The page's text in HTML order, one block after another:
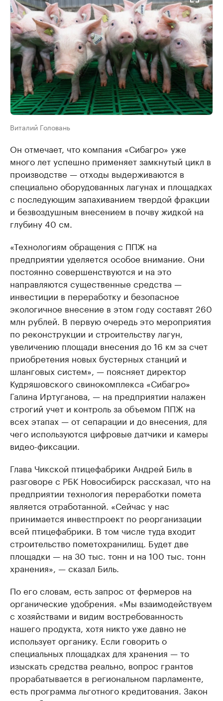
Виталий Головань
Он отмечает, что компания «Сибагро» уже
много лет успешно применяет замкнутый цикл в
производстве — отходы выдерживаются в
специально оборудованных лагунах и площадках
с последующим запахиванием твердой фракции
и безвоздушным внесением в почву жидкой на
глубину 40 см.
«Технологиям обращения с ППЖ на
предприятии уделяется особое внимание. Они
постоянно совершенствуются и на это
направляются существенные средства —
инвестиции в переработку и безопасное
экологичное внесение в этом году составят 260
млн рублей. В первую очередь это мероприятия
по реконструкции и строительству лагун,
увеличению площади внесения до 16 км за счет
приобретения новых бустерных станций и
шланговых систем», — поясняет директор
Кудряшовского свинокомплекса «Сибагро»
Галина Иртуганова, — на предприятии налажен
строгий учет и контроль за объемом ППЖ на
всех этапах — от сепарации и до внесения, для
чего используются цифровые датчики и камеры
видео-фиксации.
Глава Чикской птицефабрики Андрей Биль в
разговоре с РБК Новосибирск рассказал, что на
предприятии технология переработки помета
является отработанной. «Сейчас у нас
принимается инвестпроект по реорганизации
всей птицефабрики. В том числе туда входит
строительство пометохранилищ. Будет две
площадки — на 30 тыс. тонн и на 100 тыс. тонн
хранения», — сказал Биль.
По его словам, есть запрос от фермеров на
органические удобрения. «Мы взаимодействуем
с хозяйствами и видим востребованность
нашего продукта, хотя никто уже давно не
использует органику. Если говорить о
специальных площадках для хранения — то
изыскать средства реально, вопрос грантов
прорабатывается в региональном парламенте,
есть программа льготного кредитования. Закон